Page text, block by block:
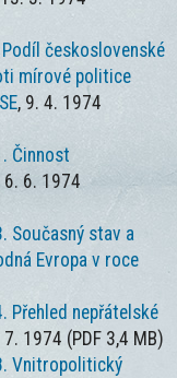
československé
mírové politice
, 9. 4. 1974
Činnost
6. 6. 1974
Současný stav a
Evropa v roce
Přehled nepřátelské
7. 1974 (PDF 3,4 MB)
Vnitropolitický